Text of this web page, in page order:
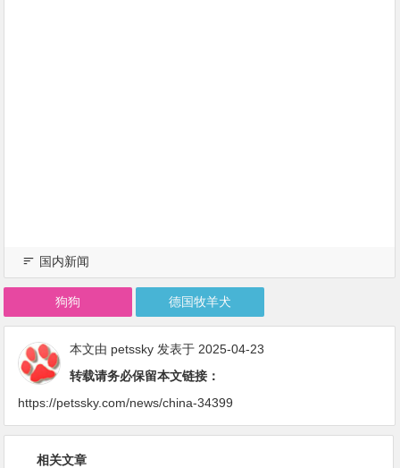
国内新闻
狗狗 德国牧羊犬
本文由 petssky 发表于 2025-04-23
转载请务必保留本文链接：
https://petssky.com/news/china-34399
相关文章